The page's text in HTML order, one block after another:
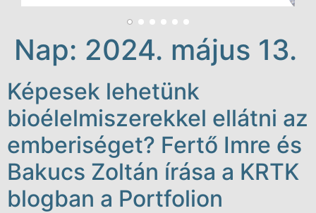
Nap: 2024. május 13.
Képesek lehetünk
bioélelmiszerekkel ellátni az
emberiséget? Fertő Imre és
Bakucs Zoltán írása a KRTK
blogban a Portfolion